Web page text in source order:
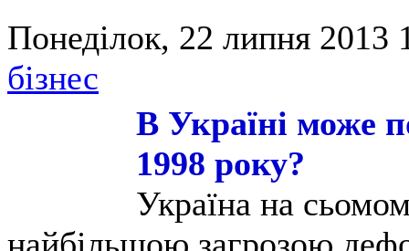
Понеділок, 22 липня 2013
бізнес
В Україні може
1998 року?
Україна на